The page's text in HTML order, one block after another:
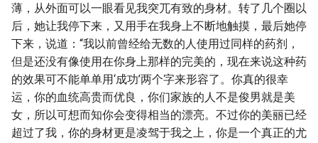
薄，从外面可以一眼看见我突兀有致的身材。转了几个圈以
后，她让我停下来，又用手在我身上不断地触摸，最后她停
下来，说道：“我以前曾经给无数的人使用过同样的药剂，
但是还没有像使用在你身上那样的完美的，现在来说这种药
的效果可不能单单用‘成功’两个字来形容了。你真的很幸
运，你的血统高贵而优良，你们家族的人不是俊男就是美
女，所以可想而知你会变得相当的漂亮。不过你的美丽已经
超过了我，你的身材更是凌驾于我之上，你是一个真正的尤